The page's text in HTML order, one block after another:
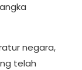
negara,
telah